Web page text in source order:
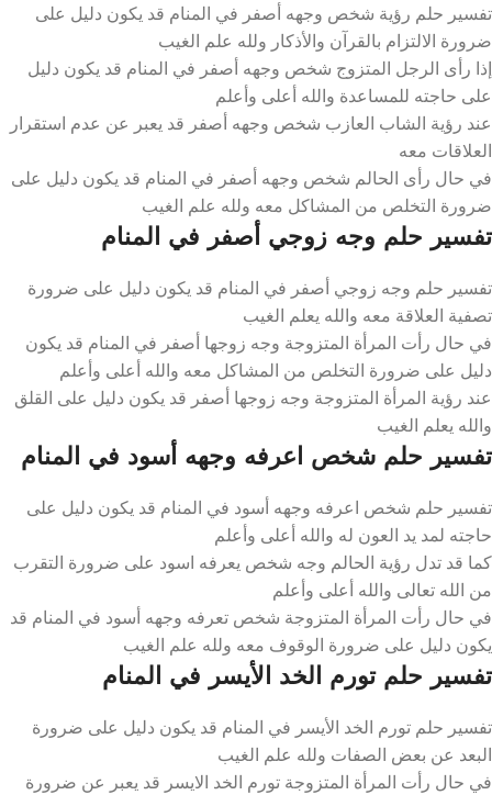
تفسير حلم رؤية شخص وجهه أصفر في المنام قد يكون دليل على
ضرورة الالتزام بالقرآن والأذكار ولله علم الغيب
إذا رأى الرجل المتزوج شخص وجهه أصفر في المنام قد يكون دليل
على حاجته للمساعدة والله أعلى وأعلم
عند رؤية الشاب العازب شخص وجهه أصفر قد يعبر عن عدم استقرار
العلاقات معه
في حال رأى الحالم شخص وجهه أصفر في المنام قد يكون دليل على
ضرورة التخلص من المشاكل معه ولله علم الغيب
تفسير حلم وجه زوجي أصفر في المنام
تفسير حلم وجه زوجي أصفر في المنام قد يكون دليل على ضرورة
تصفية العلاقة معه والله يعلم الغيب
في حال رأت المرأة المتزوجة وجه زوجها أصفر في المنام قد يكون
دليل على ضرورة التخلص من المشاكل معه والله أعلى وأعلم
عند رؤية المرأة المتزوجة وجه زوجها أصفر قد يكون دليل على القلق
والله يعلم الغيب
تفسير حلم شخص اعرفه وجهه أسود في المنام
تفسير حلم شخص اعرفه وجهه أسود في المنام قد يكون دليل على
حاجته لمد يد العون له والله أعلى وأعلم
كما قد تدل رؤية الحالم وجه شخص يعرفه اسود على ضرورة التقرب
من الله تعالى والله أعلى وأعلم
في حال رأت المرأة المتزوجة شخص تعرفه وجهه أسود في المنام قد
يكون دليل على ضرورة الوقوف معه ولله علم الغيب
تفسير حلم تورم الخد الأيسر في المنام
تفسير حلم تورم الخد الأيسر في المنام قد يكون دليل على ضرورة
البعد عن بعض الصفات ولله علم الغيب
في حال رأت المرأة المتزوجة تورم الخد الايسر قد يعبر عن ضرورة